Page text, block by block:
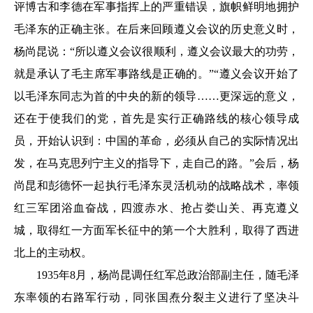
评博古和李德在军事指挥上的严重错误，旗帜鲜明地拥护
毛泽东的正确主张。在后来回顾遵义会议的历史意义时，
杨尚昆说：“所以遵义会议很顺利，遵义会议最大的功劳，
就是承认了毛主席军事路线是正确的。”“遵义会议开始了
以毛泽东同志为首的中央的新的领导……更深远的意义，
还在于使我们的党，首先是实行正确路线的核心领导成
员，开始认识到：中国的革命，必须从自己的实际情况出
发，在马克思列宁主义的指导下，走自己的路。”会后，杨
尚昆和彭德怀一起执行毛泽东灵活机动的战略战术，率领
红三军团浴血奋战，四渡赤水、抢占娄山关、再克遵义
城，取得红一方面军长征中的第一个大胜利，取得了西进
北上的主动权。
1935年8月，杨尚昆调任红军总政治部副主任，随毛泽
东率领的右路军行动，同张国焘分裂主义进行了坚决斗